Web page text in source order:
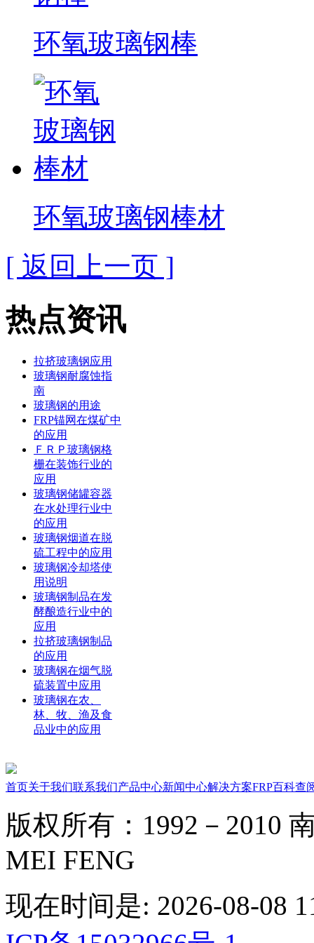
环氧玻璃钢棒
环氧玻璃钢棒材
[ 返回上一页 ]
热点资讯
拉挤玻璃钢应用
玻璃钢耐腐蚀指
南
玻璃钢的用途
FRP锚网在煤矿中
的应用
ＦＲＰ玻璃钢格
栅在装饰行业的
应用
玻璃钢储罐容器
在水处理行业中
的应用
玻璃钢烟道在脱
硫工程中的应用
玻璃钢冷却塔使
用说明
玻璃钢制品在发
酵酿造行业中的
应用
拉挤玻璃钢制品
的应用
玻璃钢在烟气脱
硫装置中应用
玻璃钢在农、
林、牧、渔及食
品业中的应用
首页关于我们联系我们产品中心新闻中心解决方案FRP百科查
版权所有：1992－
MEI FENG
现在时间是: 2026-08-08